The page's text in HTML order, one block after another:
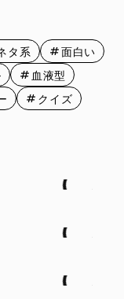
29日 7月30日
タ系
面白い
血液型
クイズ